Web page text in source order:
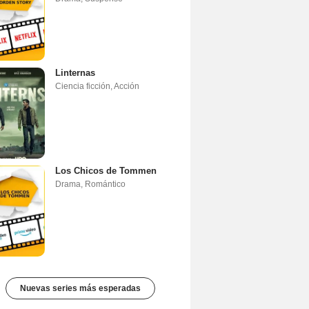
Linternas
Ciencia ficción,Acción
Los Chicos de Tommen
Drama, Romántico
Nuevas series más esperadas